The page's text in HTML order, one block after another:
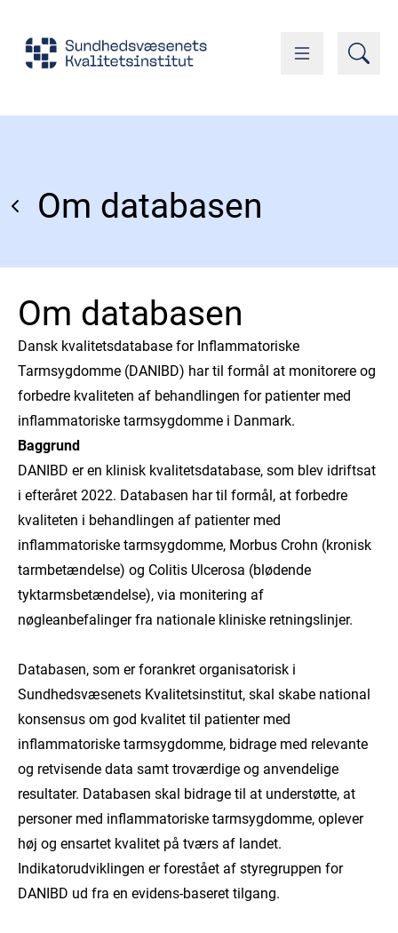
Om databasen
Om databasen
Dansk kvalitetsdatabase for Inflammatoriske
Tarmsygdomme (DANIBD) har til formål at monitorere og
forbedre kvaliteten af behandlingen for patienter med
inflammatoriske tarmsygdomme i Danmark.
Baggrund
DANIBD er en klinisk kvalitetsdatabase, som blev idriftsat
i efteråret 2022. Databasen har til formål, at forbedre
kvaliteten i behandlingen af patienter med
inflammatoriske tarmsygdomme, Morbus Crohn (kronisk
tarmbetændelse) og Colitis Ulcerosa (blødende
tyktarmsbetændelse), via monitering af
nøgleanbefalinger fra nationale kliniske retningslinjer.
Databasen, som er forankret organisatorisk i
Sundhedsvæsenets Kvalitetsinstitut, skal skabe national
konsensus om god kvalitet til patienter med
inflammatoriske tarmsygdomme, bidrage med relevante
og retvisende data samt troværdige og anvendelige
resultater. Databasen skal bidrage til at understøtte, at
personer med inflammatoriske tarmsygdomme, oplever
høj og ensartet kvalitet på tværs af landet.
Indikatorudviklingen er forestået af styregruppen for
DANIBD ud fra en evidens-baseret tilgang.